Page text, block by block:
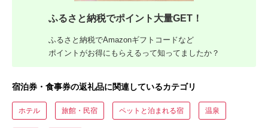
ふるさと納税でポイント大量GET！
ふるさと納税でAmazonギフトコードなど
ポイントがお得にもらえるって知ってましたか？
宿泊券・食事券の返礼品に関連しているカテゴリ
ホテル 旅館・民宿 ペットと泊まれる宿 温泉